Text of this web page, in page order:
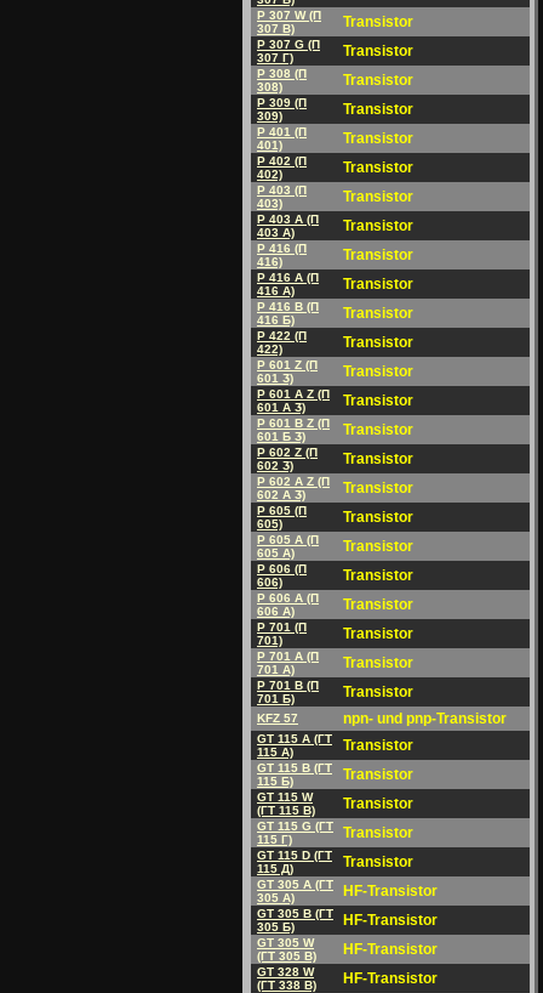
P 307 W (П
307 B)
Transistor
P 307 G (П
307 Г)
Transistor
P 308 (П
308)
Transistor
P 309 (П
309)
Transistor
P 401 (П
401)
Transistor
P 402 (П
402)
Transistor
P 403 (П
403)
Transistor
P 403 A (П
403 A)
Transistor
P 416 (П
416)
Transistor
P 416 A (П
416 A)
Transistor
P 416 B (П
416 Б)
Transistor
P 422 (П
422)
Transistor
P 601 Z (П
601 Ӡ)
Transistor
P 601 A Z (П
601 A Ӡ)
Transistor
P 601 B Z (П
601 Б Ӡ)
Transistor
P 602 Z (П
602 Ӡ)
Transistor
P 602 A Z (П
602 A Ӡ)
Transistor
P 605 (П
605)
Transistor
P 605 A (П
605 A)
Transistor
P 606 (П
606)
Transistor
P 606 A (П
606 A)
Transistor
P 701 (П
701)
Transistor
P 701 A (П
701 A)
Transistor
P 701 B (П
701 Б)
Transistor
KFZ 57 npn- und pnp-Transistor
GT 115 A (ГT
115 A)
Transistor
GT 115 B (ГT
115 Б)
Transistor
GT 115 W
(ГT 115 B)
Transistor
GT 115 G (ГT
115 Г)
Transistor
GT 115 D (ГT
115 Д)
Transistor
GT 305 A (ГT
305 A)
HF-Transistor
GT 305 B (ГT
305 Б)
HF-Transistor
GT 305 W
(ГT 305 B)
HF-Transistor
GT 328 W
(ГT 338 B)
HF-Transistor